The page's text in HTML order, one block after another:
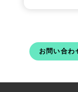
お問い合わ